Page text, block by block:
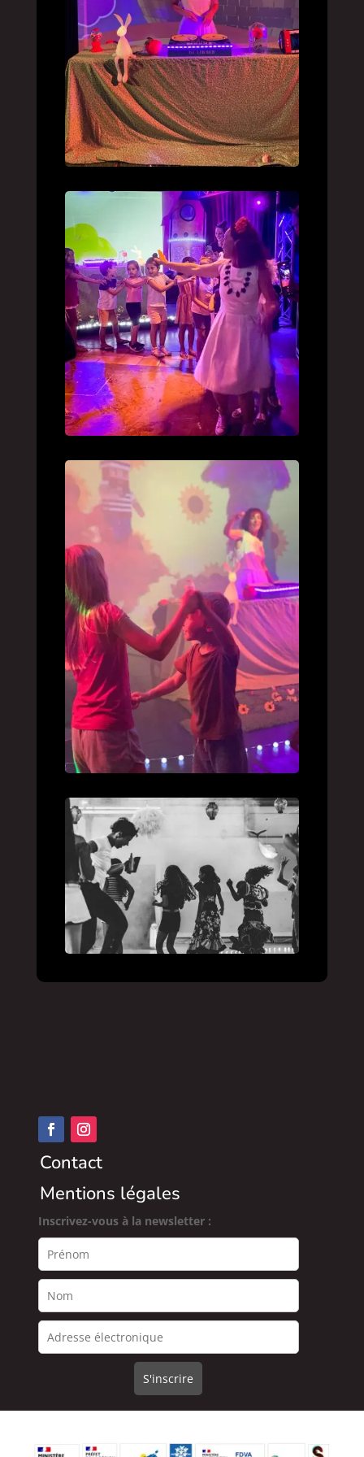
Contact
Mentions légales
Inscrivez-vous à la newsletter :